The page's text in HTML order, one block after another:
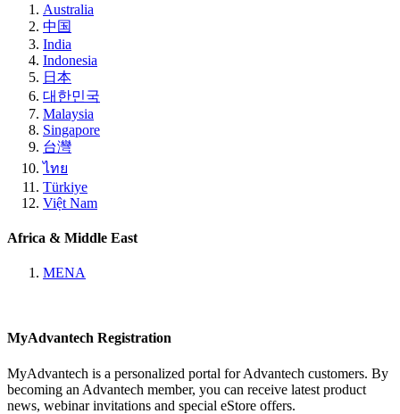
Australia
中国
India
Indonesia
日本
대한민국
Malaysia
Singapore
台灣
ไทย
Türkiye
Việt Nam
Africa & Middle East
MENA
MyAdvantech Registration
MyAdvantech is a personalized portal for Advantech customers. By
becoming an Advantech member, you can receive latest product
news, webinar invitations and special eStore offers.